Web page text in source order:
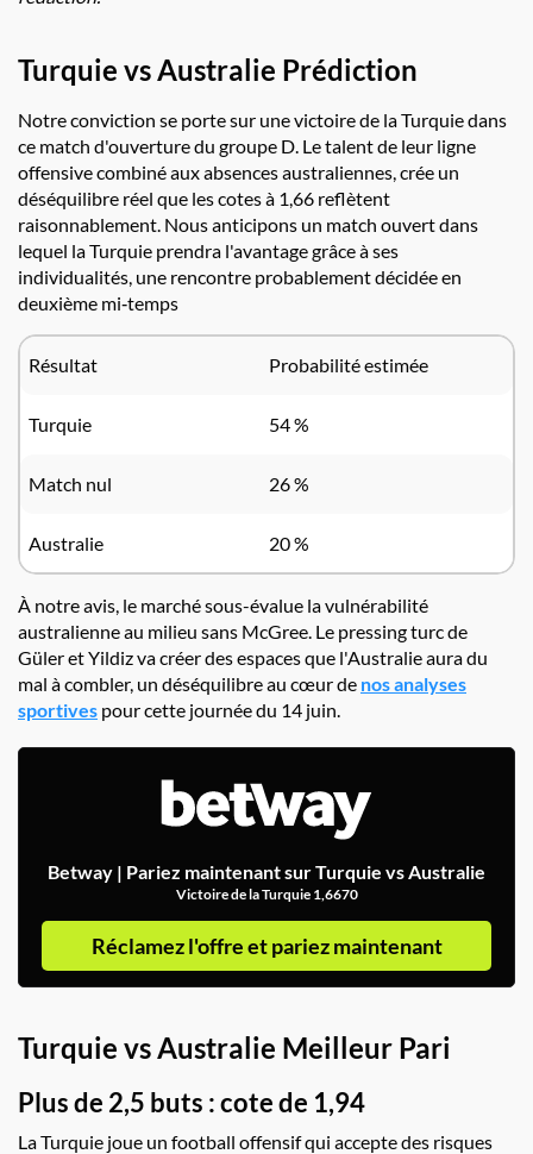
Turquie vs Australie Prédiction
Notre conviction se porte sur une victoire de la Turquie dans
ce match d'ouverture du groupe D. Le talent de leur ligne
offensive combiné aux absences australiennes, crée un
déséquilibre réel que les cotes à 1,66 reflètent
raisonnablement. Nous anticipons un match ouvert dans
lequel la Turquie prendra l'avantage grâce à ses
individualités, une rencontre probablement décidée en
deuxième mi‑temps
Résultat Probabilité estimée
Turquie 54 %
Match nul 26 %
Australie 20 %
À notre avis, le marché sous-évalue la vulnérabilité
australienne au milieu sans McGree. Le pressing turc de
Güler et Yildiz va créer des espaces que l'Australie aura du
mal à combler, un déséquilibre au cœur de nos analyses
sportives pour cette journée du 14 juin.
Betway | Pariez maintenant sur Turquie vs Australie
Victoire de la Turquie 1,6670
Réclamez l'offre et pariez maintenant
Turquie vs Australie Meilleur Pari
Plus de 2,5 buts : cote de 1,94
La Turquie joue un football offensif qui accepte des risques